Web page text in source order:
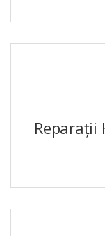
Reparații